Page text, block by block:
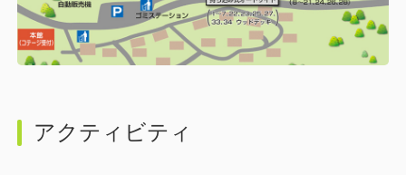
アクティビティ